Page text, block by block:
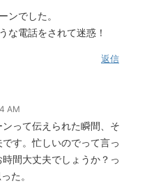
ンでした。
な電話をされて迷惑！
返信
AM
って伝えられた瞬間、そ
す。忙しいのでって言っ
間大丈夫でしょうか？っ
た。